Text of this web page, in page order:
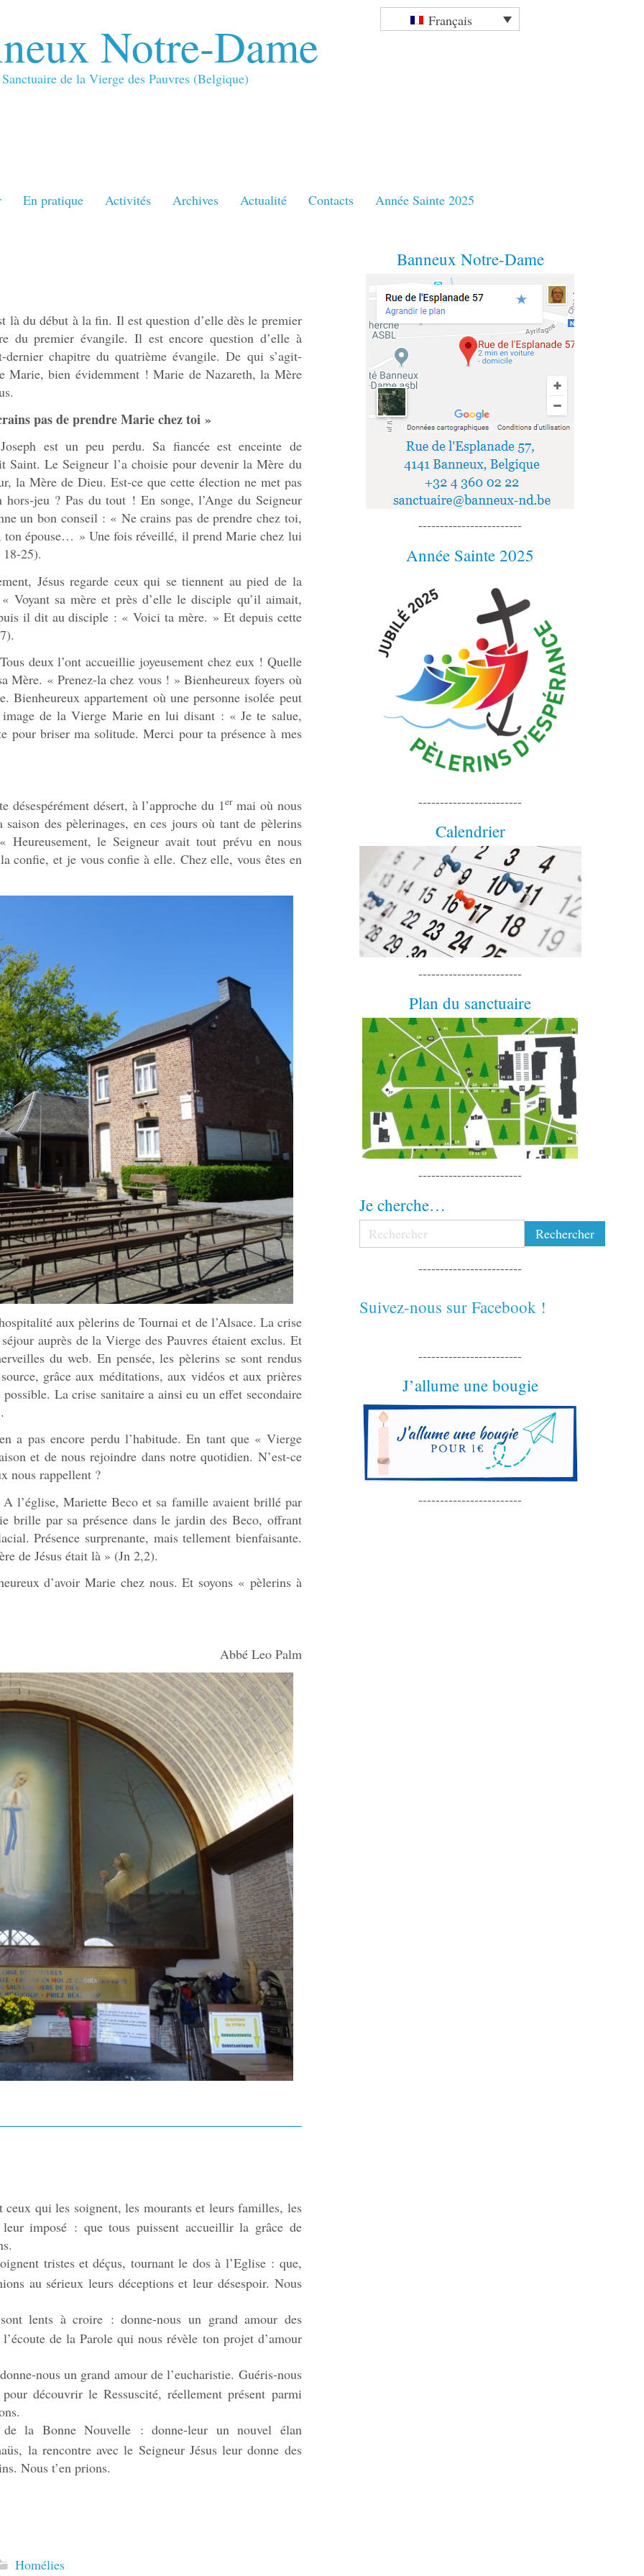
Notre-Dame
Sanctuaire de la Vierge des Pauvres (Belgique)
Français
En pratique Activités Archives Actualité Contacts Année Sainte 2025
là du début à la fin. Il est question d’elle dès le premier
du premier évangile. Il est encore question d’elle à
dernier chapitre du quatrième évangile. De qui s’agit-
Marie, bien évidemment ! Marie de Nazareth, la Mère
pas de prendre Marie chez toi »
est un peu perdu. Sa fiancée est enceinte de
Saint. Le Seigneur l’a choisie pour devenir la Mère du
la Mère de Dieu. Est-ce que cette élection ne met pas
hors-jeu ? Pas du tout ! En songe, l’Ange du Seigneur
un bon conseil : « Ne crains pas de prendre chez toi,
ton épouse… » Une fois réveillé, il prend Marie chez lui
25).
Jésus regarde ceux qui se tiennent au pied de la
Voyant sa mère et près d’elle le disciple qu’il aimait,
il dit au disciple : « Voici ta mère. » Et depuis cette
deux l’ont accueillie joyeusement chez eux ! Quelle
Mère. « Prenez-la chez vous ! » Bienheureux foyers où
appartement où une personne isolée peut
de la Vierge Marie en lui disant : « Je te salue,
pour briser ma solitude. Merci pour ta présence à mes
désespérément désert, à l’approche du 1ermai où nous
des pèlerinages, en ces jours où tant de pèlerins
le Seigneur avait tout prévu en nous
confie, et je vous confie à elle. Chez elle, vous êtes en
aux pèlerins de Tournai et de l’Alsace. La crise
auprès de la Vierge des Pauvres étaient exclus. Et
du web. En pensée, les pèlerins se sont rendus
grâce aux méditations, aux vidéos et aux prières
La crise sanitaire a ainsi eu un effet secondaire
a pas encore perdu l’habitude. En tant que « Vierge
et de nous rejoindre dans notre quotidien. N’est-ce
nous rappellent ?
l’église, Mariette Beco et sa famille avaient brillé par
brille par sa présence dans le jardin des Beco, offrant
Présence surprenante, mais tellement bienfaisante.
de Jésus était là » (Jn 2,2).
d’avoir Marie chez nous. Et soyons « pèlerins à
Palm
ceux qui les soignent, les mourants et leurs familles, les
imposé : que tous puissent accueillir la grâce de
tristes et déçus, tournant le dos à l’Eglise : que,
au sérieux leurs déceptions et leur désespoir. Nous
lents à croire : donne-nous un grand amour des
de la Parole qui nous révèle ton projet d’amour
nous un grand amour de l’eucharistie. Guéris-nous
découvrir le Ressuscité, réellement présent parmi
de la Bonne Nouvelle : donne-leur un nouvel élan
la rencontre avec le Seigneur Jésus leur donne des
Nous t’en prions.
Homélies
Banneux Notre-Dame
------------------------
Année Sainte 2025
------------------------
Calendrier
------------------------
Plan du sanctuaire
------------------------
Je cherche…
------------------------
Suivez-nous sur Facebook !
------------------------
J’allume une bougie
------------------------